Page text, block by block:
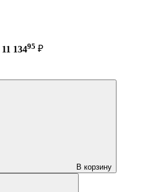
11 13495 ₽
В корзину